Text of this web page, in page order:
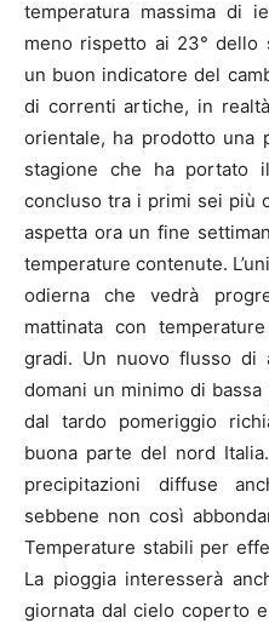
temperatura massima di
meno rispetto ai 23° dello
un buon indicatore del
di correnti artiche, in
orientale, ha prodotto una
stagione che ha portato
concluso tra i primi sei più
aspetta ora un fine
temperature contenute.
odierna che vedrà
mattinata con
gradi. Un nuovo flusso di
domani un minimo di
dal tardo pomeriggio
buona parte del nord
precipitazioni diffuse
sebbene non così
Temperature stabili per
La pioggia interesserà
giornata dal cielo coperto